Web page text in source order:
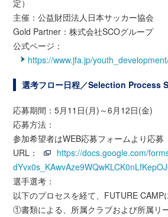
定）
主催：公益財団法人日本サッカー協会
Gold Partner：株式会社SCOグループ
公式ページ：
https://www.jfa.jp/
選考フロー日程／Selection Process
応募期間：5月11日(月)～6月12日(金)
応募方法：
参加希望者はWEB応募フォームより応募
URL：
https://docs.google.com/
選手選考：
以下のプロセスを経て、FUTURE CAMP
①書類による、所属クラブおよび所属リ